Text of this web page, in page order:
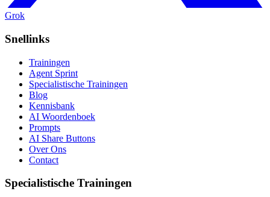
Grok
Snellinks
Trainingen
Agent Sprint
Specialistische Trainingen
Blog
Kennisbank
AI Woordenboek
Prompts
AI Share Buttons
Over Ons
Contact
Specialistische Trainingen